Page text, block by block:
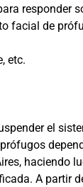
responder
facial de
etc.
el
haciendo
A partir